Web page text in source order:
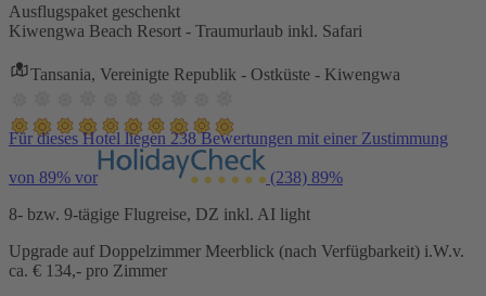
Ausflugspaket geschenkt
Kiwengwa Beach Resort - Traumurlaub inkl. Safari
Tansania, Vereinigte Republik - Ostküste - Kiwengwa
Für dieses Hotel liegen 238 Bewertungen mit einer Zustimmung
von 89% vor (238) 89%
8- bzw. 9-tägige Flugreise, DZ inkl. AI light
Upgrade auf Doppelzimmer Meerblick (nach Verfügbarkeit) i.W.v.
ca. € 134,- pro Zimmer